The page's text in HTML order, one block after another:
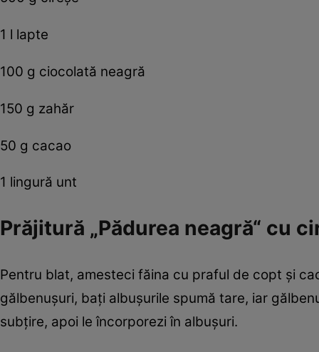
1 l lapte
100 g ciocolată neagră
150 g zahăr
50 g cacao
1 lingură unt
Prăjitură „Pădurea neagră“ cu
Pentru blat, amesteci făina cu praful de copt şi
gălbenuşuri, baţi albuşurile spumă tare, iar
subţire, apoi le încorporezi în albuşuri.